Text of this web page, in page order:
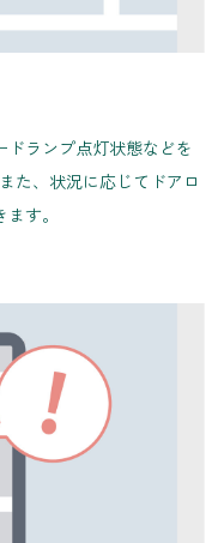
ドランプ点灯状態などを
た、状況に応じてドアロ
す。